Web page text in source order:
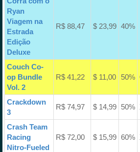
Ryan
Viagem na
Estrada
Edição
Deluxe
R$ 88,47 $ 23,99 40%
Couch Co-
op Bundle
Vol. 2
R$ 41,22 $ 11,00 50%
Crackdown
3
R$ 74,97 $ 14,99 50%
Crash Team
Racing
Nitro-Fueled
R$ 72,00 $ 15,99 60%